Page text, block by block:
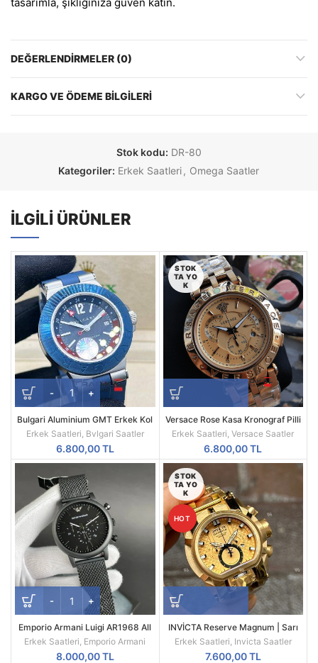
DEĞERLENDIRMELER (0)
KARGO VE ÖDEME BILGILERI
Stok kodu: DR-80
Kategoriler: Erkek Saatleri, Omega Saatler
İLGILI ÜRÜNLER
Bulgari Aluminium GMT Erkek Kol
Saati
Erkek Saatleri Bvlgari Saatler
6.800,00TL
STOK
TA YO
K
Versace Rose Kasa Kronograf Pilli
Mekanizma Replika Erkek Kol
Saati
Erkek Saatleri ,Versace Saatler
6.800,00TL
Emporio Armani Luigi AR1968 All
Black Mesh Siyah Kadran Siyah
Kordon A Kalite
Erkek Saatleri, Emporio Armani
8.000,00TL
STOK
TA YO
K
HOT
INVİCTA Reserve Magnum | Sarı
Kasa | Sarı Kadran | 52MM |
Quartz | Radikal Saat
Erkek Saatleri, Invicta Saatler
7.600,00TL